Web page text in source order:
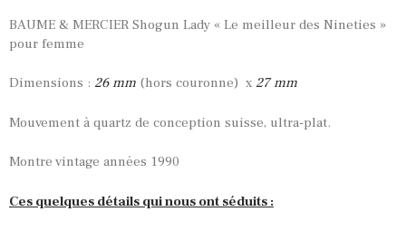
BAUME & MERCIER Shogun Lady « Le meilleur des Nineties »
pour femme
Dimensions : 26 mm (hors couronne) x 27 mm
Mouvement à quartz de conception suisse, ultra-plat.
Montre vintage années 1990
Ces quelques détails qui nous ont séduits :